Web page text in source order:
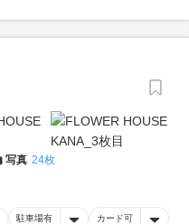
写真 24枚
駐車場有 カード可